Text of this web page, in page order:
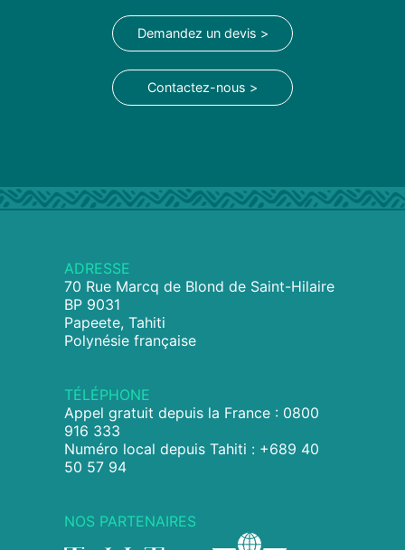
Demandez un devis >
Contactez-nous >
ADRESSE
70 Rue Marcq de Blond de Saint-Hilaire
BP 9031
Papeete, Tahiti
Polynésie française
TÉLÉPHONE
Appel gratuit depuis la France : 0800
916 333
Numéro local depuis Tahiti : +689 40
50 57 94
NOS PARTENAIRES